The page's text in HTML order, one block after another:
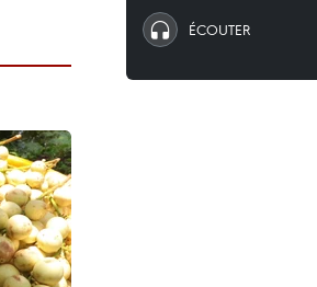
ÉCOUTER